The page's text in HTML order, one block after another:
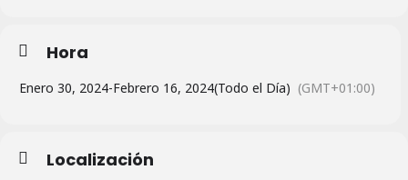
Hora
Enero 30, 2024-Febrero 16, 2024(Todo el Día) (GMT+01:00)
Localización